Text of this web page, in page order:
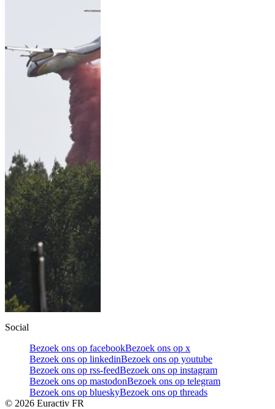
Social
Bezoek ons op facebookBezoek ons op x
Bezoek ons op linkedinBezoek ons op youtube
Bezoek ons op rss-feedBezoek ons op instagram
Bezoek ons op mastodonBezoek ons op telegram
Bezoek ons op blueskyBezoek ons op threads
© 2026 Euractiv FR